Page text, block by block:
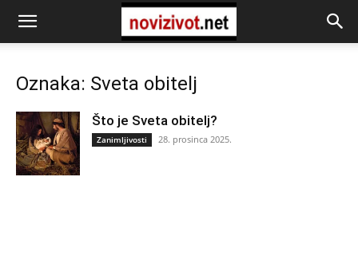
Oznaka: Sveta obitelj
Što je Sveta obitelj?
Zanimljivosti 28. prosinca 2025.